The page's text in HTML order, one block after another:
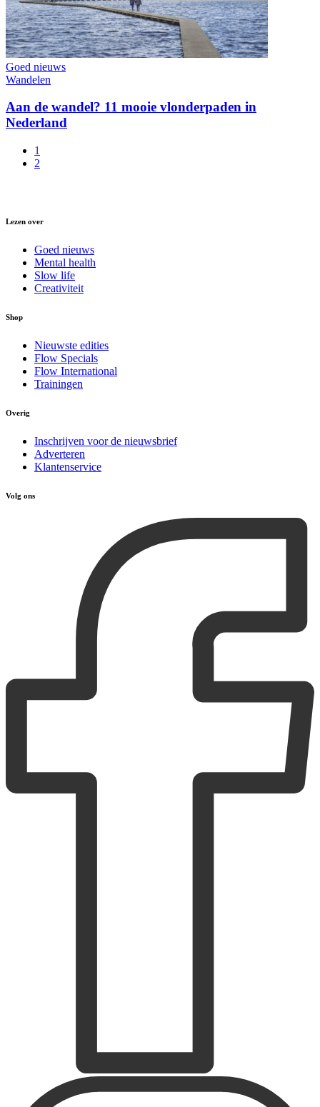
Goed nieuws
Wandelen
Aan de wandel? 11 mooie vlonderpaden in
Nederland
1
2
Lezen over
Goed nieuws
Mental health
Slow life
Creativiteit
Shop
Nieuwste edities
Flow Specials
Flow International
Trainingen
Overig
Inschrijven voor de nieuwsbrief
Adverteren
Klantenservice
Volg ons